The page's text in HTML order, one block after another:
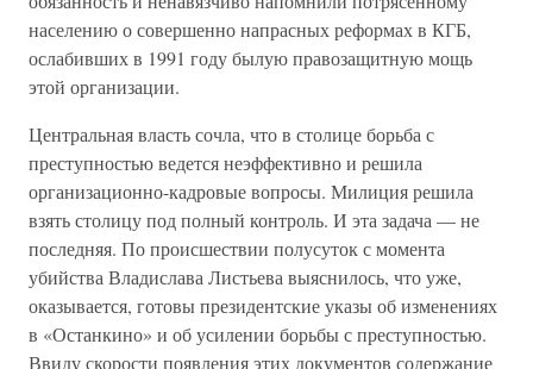
населению о совершенно напрасных реформах в КГБ,
ослабивших в 1991 году былую правозащитную мощь
этой организации.
Центральная власть сочла, что в столице борьба с
преступностью ведется неэффективно и решила
организационно-кадровые вопросы. Милиция решила
взять столицу под полный контроль. И эта задача — не
последняя. По происшествии полусуток с момента
убийства Владислава Листьева выяснилось, что уже,
оказывается, готовы президентские указы об изменениях
в «Останкино» и об усилении борьбы с преступностью.
Ввиду скорости появления этих документов содержание